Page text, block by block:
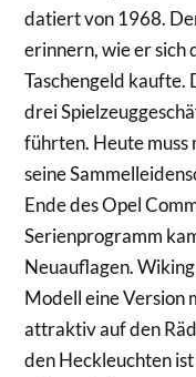
datiert von 1968.
erinnern, wie er sich
Taschengeld kaufte.
drei
führten. Heute muss
seine
Ende des Opel
Serienprogramm
Neuauflagen.
Modell eine Version
attraktiv auf den
den Heckleuchten